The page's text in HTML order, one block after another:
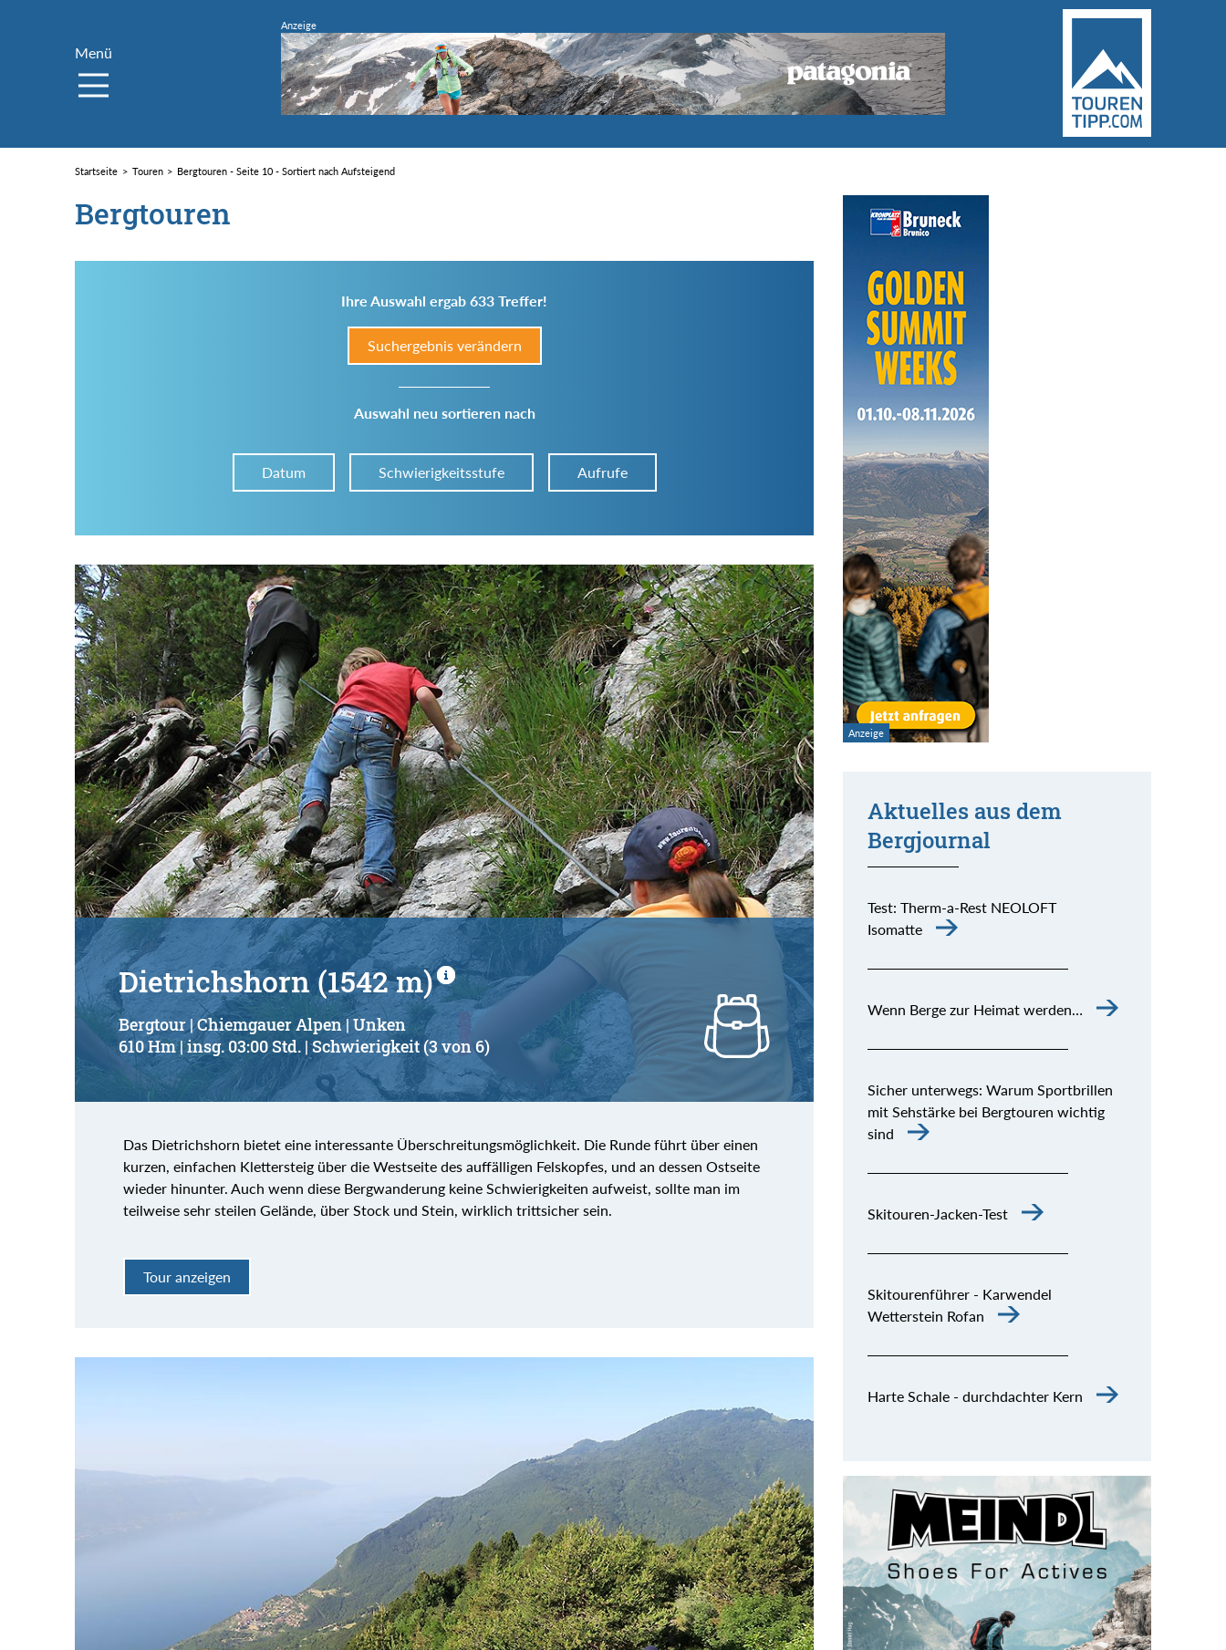
Menü
Startseite Touren Bergtouren - Seite 10 - Sortiert nach Aufsteigend
Bergtouren
Ihre Auswahl ergab 633 Treffer!
Suchergebnis verändern
Auswahl neu sortieren nach
Datum Schwierigkeitsstufe Aufrufe
Im Tourenarchiv suchen
Land:
Region:
Gebirge:
Art der Tour:
Schwierigkeitsgrad:
von
bis
Kondition (Tourdauer):
von
bis
Suchbegriff:
Dietrichshorn (1542 m)
Bergtour | Chiemgauer Alpen | Unken
610 Hm | insg. 03:00 Std. | Schwierigkeit (3 von 6)
Das Dietrichshorn bietet eine interessante Überschreitungsmöglichkeit. Die Runde führt über einen
kurzen, einfachen Klettersteig über die Westseite des auffälligen Felskopfes, und an dessen Ostseite
wieder hinunter. Auch wenn diese Bergwanderung keine Schwierigkeiten aufweist, sollte man im
teilweise sehr steilen Gelände, über Stock und Stein, wirklich trittsicher sein.
Tour anzeigen
Aktuelles aus dem
Bergjournal
Test: Therm-a-Rest NEOLOFT
Isomatte
Wenn Berge zur Heimat werden…
Sicher unterwegs: Warum Sportbrillen
mit Sehstärke bei Bergtouren wichtig
sind
Skitouren-Jacken-Test
Skitourenführer - Karwendel
Wetterstein Rofan
Harte Schale - durchdachter Kern